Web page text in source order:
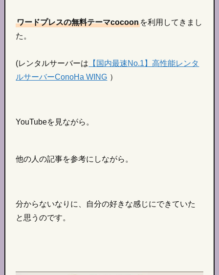
ワードプレスの無料テーマcocoon を利用してきまし
た。
(レンタルサーバーは 【国内最速No.1】高性能レンタ
ルサーバーConoHa WING ）
YouTubeを見ながら。
他の人の記事を参考にしながら。
分からないなりに、自分の好きな感じにできていた
と思うのです。